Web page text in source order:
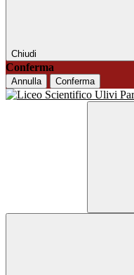
Chiudi
Conferma
Annulla Conferma